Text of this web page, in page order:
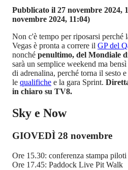
Pubblicato il 27 novembre 2024,
novembre 2024, 11:04)
Non c'è tempo per riposarsi perché
Vegas è pronta a correre il GP del
nonché penultimo, del Mondiale
sarà un semplice weekend ma
di adrenalina, perché torna il sesto
le qualifiche e la gara Sprint.
in chiaro su TV8.
Sky e Now
GIOVEDÌ 28 novembre
Ore 15.30: conferenza stampa piloti
Ore 17.45: Paddock Live Pit Walk